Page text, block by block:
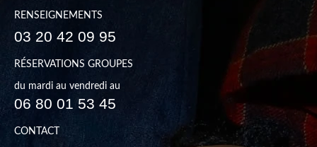
RENSEIGNEMENTS
03 20 42 09 95
RÉSERVATIONS GROUPES
du mardi au vendredi au
06 80 01 53 45
CONTACT